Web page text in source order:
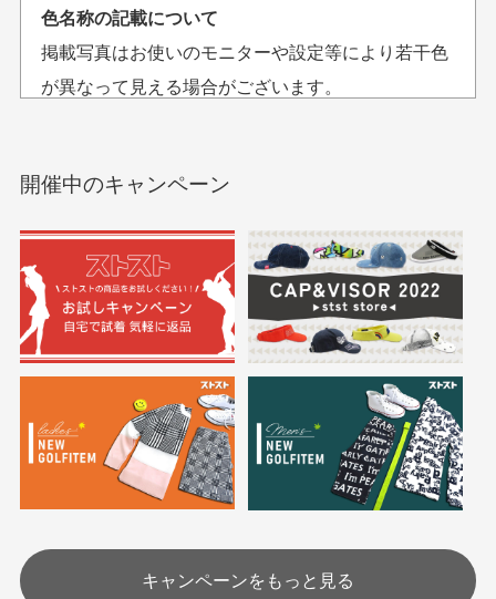
セールかつポイント
も使えて、お得に購
入出来ました
セールかつポイントも使
満足です。
おります
欲しかったスカートが購
30代女性
高価なブルゾンがお
購入できました。状態も
30代女性
いつも素敵な商品を
す
商品をありがとうござい
平日午前9時までのご注文で最短当日発送させて頂いて
おります。
せて頂いております。
送料はいくらかかりますか？
何点ご購入頂いた場合も全国一律で800円とさせて頂い
ております。(1配送先につき)
また5,000円(税込)以上お買い物をして頂けた場合は送
※必ず１つのショッピングカートに複数商品を入れて
ご注文下さいませ。
定休日はありますか？
土.日.祝日は定休日となっております。
その他の休日につきましてはサイト上にて告知させて
色名称の記載について
掲載写真はお使いのモニターや設定等により若干色
が異なって見える場合がございます。
実寸サイズについて
一点一点手作業で計測しておりますので、若干の誤
差が生じる場合がございます。
においについて
ユーズド商品の特性故、メンテンスを行っておりま
すが、におい（煙草、香水、お香、古着特有の香
り、柔軟剤等)が付着している場合がございます。
付属品について
開催中のキャンペーン
キャンペーンをもっと見る